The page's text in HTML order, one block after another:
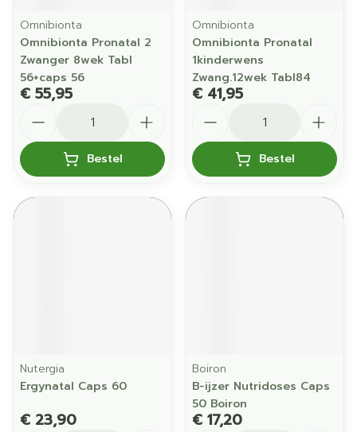
Omnibionta
Omnibionta Pronatal 2
Zwanger 8wek Tabl
56+caps 56
€ 55,95
Bestel
Omnibionta
Omnibionta Pronatal
1kinderwens
Zwang.12wek Tabl84
€ 41,95
Bestel
Nutergia
Ergynatal Caps 60
€ 23,90
Boiron
B-ijzer Nutridoses Caps
50 Boiron
€ 17,20